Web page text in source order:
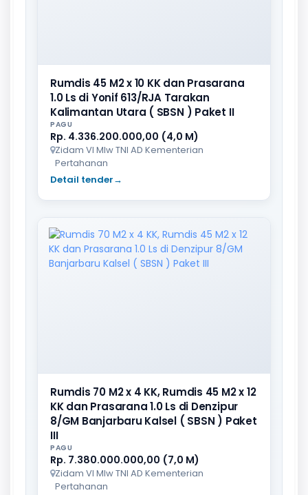
Rumdis 45 M2 x 10 KK dan Prasarana
1.0 Ls di Yonif 613/RJA Tarakan
Kalimantan Utara ( SBSN ) Paket II
PAGU
Rp. 4.336.200.000,00 (4,0 M)
Zidam VI Mlw TNI AD Kementerian
Pertahanan
Detail tender→
Rumdis 70 M2 x 4 KK, Rumdis 45 M2 x 12
KK dan Prasarana 1.0 Ls di Denzipur
8/GM Banjarbaru Kalsel ( SBSN ) Paket
III
PAGU
Rp. 7.380.000.000,00 (7,0 M)
Zidam VI Mlw TNI AD Kementerian
Pertahanan